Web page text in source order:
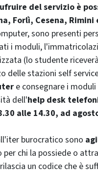
del servizio è
Forlì, Cesena, Rimini
sono presenti
i moduli,
(lo studente
delle stazioni self
e consegnare i
dell'help desk
alle 14.30, ad
burocratico sono
per chi la possiede o
un codice che è